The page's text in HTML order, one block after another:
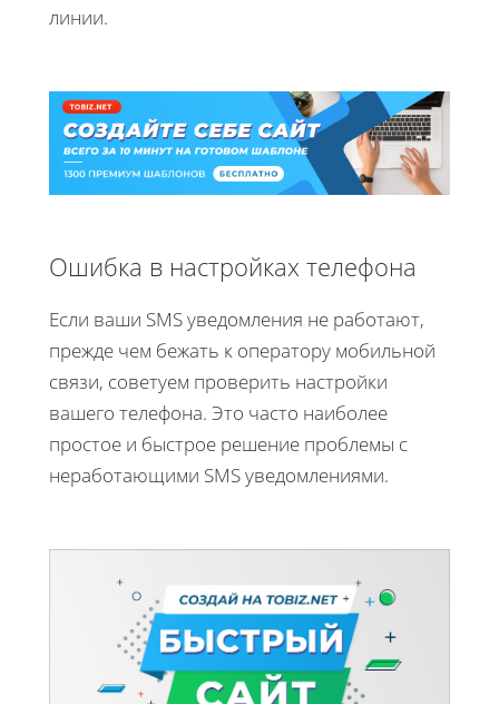
линии.
Ошибка в настройках телефона
Если ваши SMS уведомления не работают,
прежде чем бежать к оператору мобильной
связи, советуем проверить настройки
вашего телефона. Это часто наиболее
простое и быстрое решение проблемы с
неработающими SMS уведомлениями.